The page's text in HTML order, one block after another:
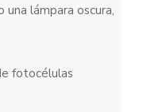
una lámpara oscura,
fotocélulas